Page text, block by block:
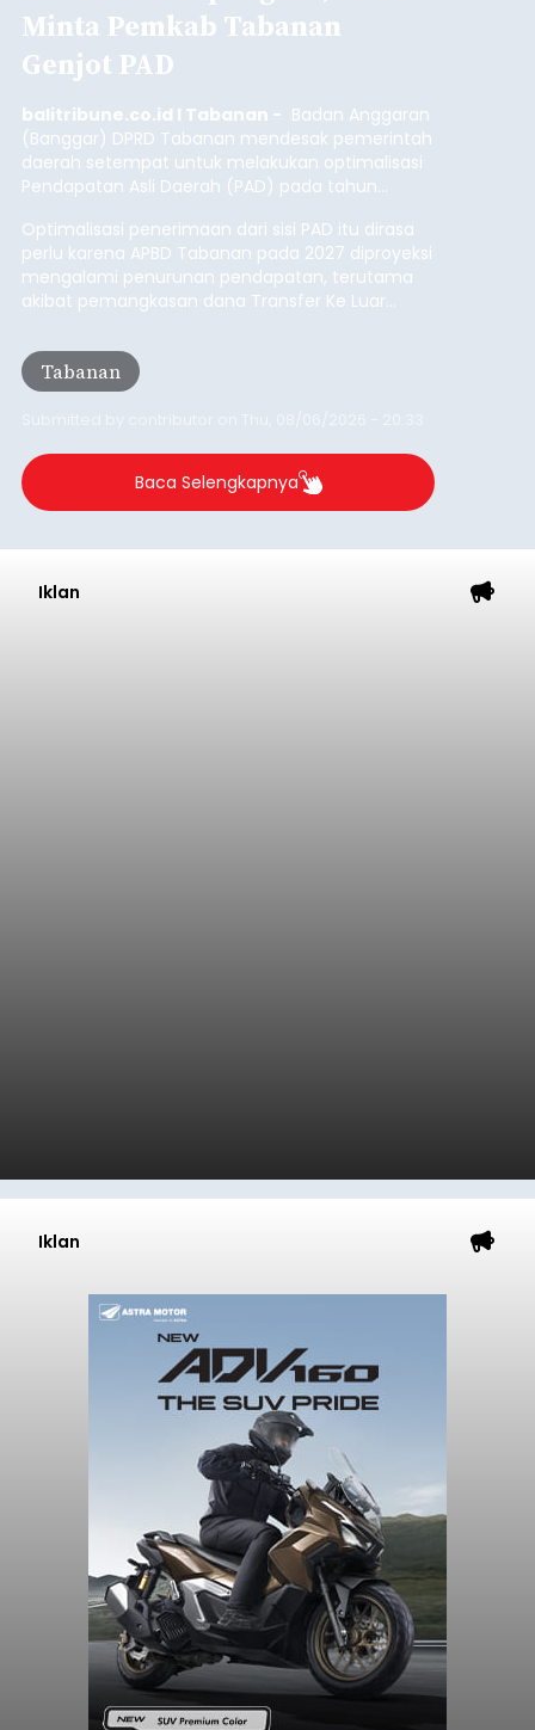
Minta Pemkab Tabanan
Genjot PAD
balitribune.co.id I Tabanan - Badan Anggaran
(Banggar) DPRD Tabanan mendesak pemerintah
daerah setempat untuk melakukan optimalisasi
Pendapatan Asli Daerah (PAD) pada tahun
Optimalisasi penerimaan dari sisi PAD itu dirasa
perlu karena APBD Tabanan pada 2027 diproyeksi
mengalami penurunan pendapatan, terutama
akibat pemangkasan dana Transfer Ke Luar
Tabanan
Baca Selengkapnya
Iklan
Iklan